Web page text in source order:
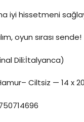
iyi hissetmeni
oyun sırası sende!
Dili:İtalyanca)
Ciltsiz — 14 x